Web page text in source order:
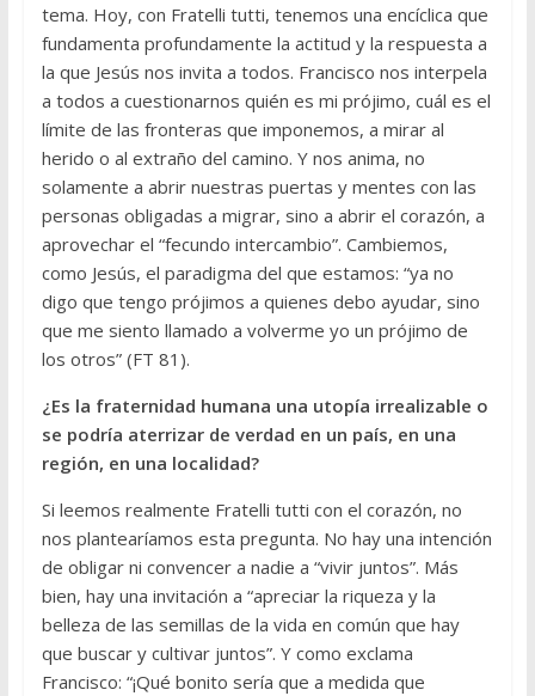
tema. Hoy, con Fratelli tutti, tenemos una encíclica que
fundamenta profundamente la actitud y la respuesta a
la que Jesús nos invita a todos. Francisco nos interpela
a todos a cuestionarnos quién es mi prójimo, cuál es el
límite de las fronteras que imponemos, a mirar al
herido o al extraño del camino. Y nos anima, no
solamente a abrir nuestras puertas y mentes con las
personas obligadas a migrar, sino a abrir el corazón, a
aprovechar el “fecundo intercambio”. Cambiemos,
como Jesús, el paradigma del que estamos: “ya no
digo que tengo prójimos a quienes debo ayudar, sino
que me siento llamado a volverme yo un prójimo de
los otros” (FT 81).
¿Es la fraternidad humana una utopía irrealizable o
se podría aterrizar de verdad en un país, en una
región, en una localidad?
Si leemos realmente Fratelli tutti con el corazón, no
nos plantearíamos esta pregunta. No hay una intención
de obligar ni convencer a nadie a “vivir juntos”. Más
bien, hay una invitación a “apreciar la riqueza y la
belleza de las semillas de la vida en común que hay
que buscar y cultivar juntos”. Y como exclama
Francisco: “¡Qué bonito sería que a medida que